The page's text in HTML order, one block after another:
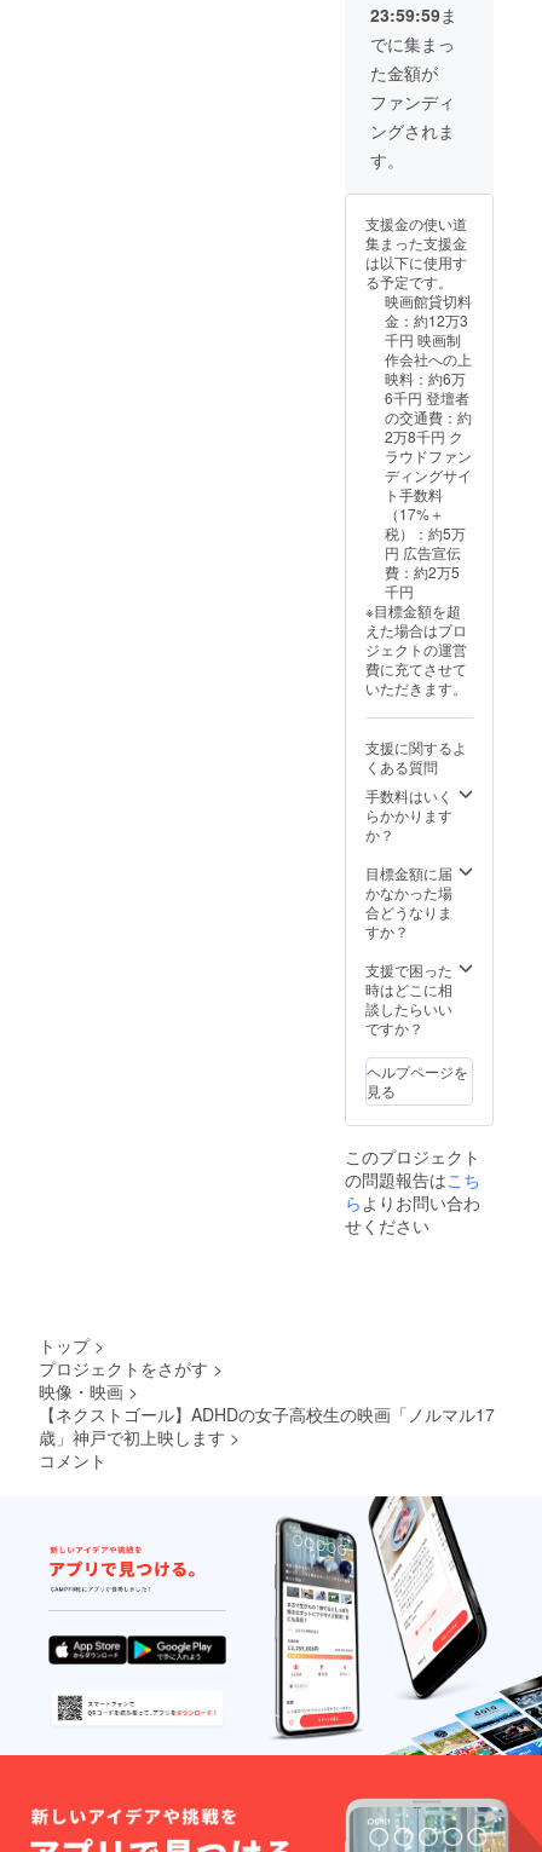
回上映会（12月
15日）と第2回
上映会（1月13
日）に掲載 掲載
方法：映画公式
ポーター欄にお
名前、上映会会
場には受付にお
名前をまとめて
掲載 注意事項：
文字ではなく、
ロゴやバナーな
どの画像での掲
載を希望される
方は、備考欄に
記入し、プロ
ジェクト終了後
にメールでデー
タをお送りくだ
さい。 ※【クレ
ジット掲載】
（1,000円 /
10,000円）のリ
ターン内容は同
一です。
23:59:59ま
でに集まっ
た金額が
ファンディ
ングされま
す。
支援金の使い道
集まった支援金
は以下に使用す
る予定です。
映画館貸切料
金：約12万3
千円 映画制
作会社への上
映料：約6万
6千円 登壇者
の交通費：約
2万8千円 ク
ラウドファン
ディングサイ
ト手数料
（17%＋
税）：約5万
円 広告宣伝
費：約2万5
千円
※目標金額を超
えた場合はプロ
ジェクトの運営
費に充てさせて
いただきます。
支援に関するよ
くある質問
手数料はいく
らかかります
か？
目標金額に届
かなかった場
合どうなりま
すか？
支援で困った
時はどこに相
談したらいい
ですか？
ヘルプページを
見る
このプロジェクト
の問題報告はこち
らよりお問い合わ
せください
トップ >
プロジェクトをさがす >
映像・映画 >
【ネクストゴール】ADHDの女子高校生の映画「ノルマル17
歳」神戸で初上映します >
コメント